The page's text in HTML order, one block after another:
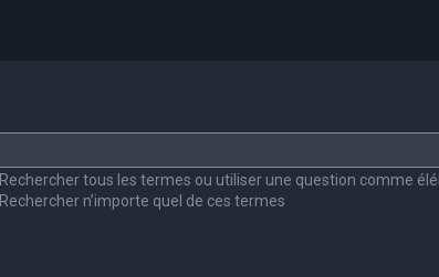
Rechercher tous les termes ou utiliser une question comme
Rechercher n’importe quel de ces termes